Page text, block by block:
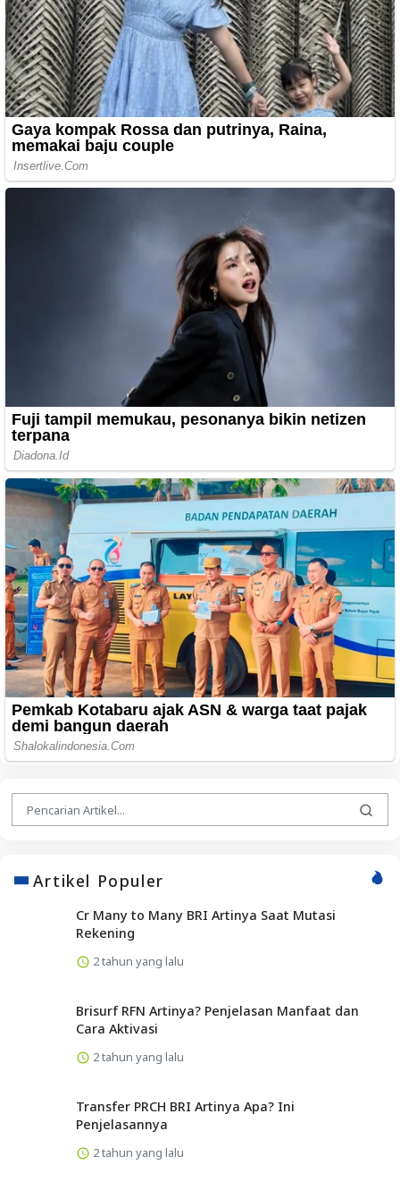
Artikel Populer
Cr Many to Many BRI Artinya Saat Mutasi
Rekening
2 tahun yang lalu
Brisurf RFN Artinya? Penjelasan Manfaat dan
Cara Aktivasi
2 tahun yang lalu
Transfer PRCH BRI Artinya Apa? Ini
Penjelasannya
2 tahun yang lalu